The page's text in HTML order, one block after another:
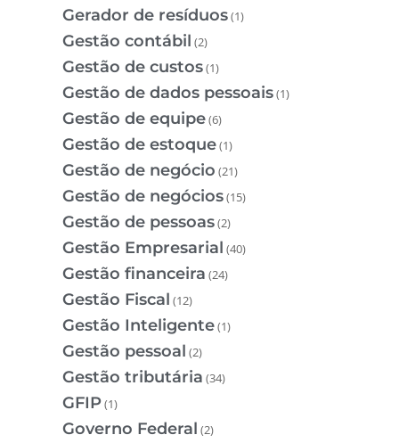
Gerador de resíduos(1)
Gestão contábil (2)
Gestão de custos(1)
Gestão de dados pessoais(1)
Gestão de equipe(6)
Gestão de estoque(1)
Gestão de negócio (21)
Gestão de negócios(15)
Gestão de pessoas(2)
Gestão Empresarial (40)
Gestão financeira (24)
Gestão Fiscal (12)
Gestão Inteligente(1)
Gestão pessoal (2)
Gestão tributária (34)
GFIP(1)
Governo Federal (2)